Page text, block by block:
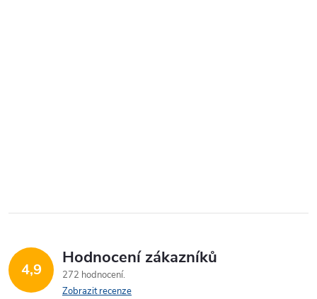
4,9
Hodnocení zákazníků
272 hodnocení
Zobrazit recenze